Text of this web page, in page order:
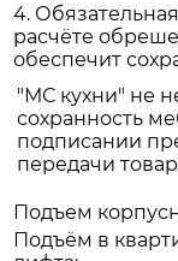
4.
расчёте
обеспечит
"МС кухни" не
сохранность
подписании
передачи
Подъем
Подъём в